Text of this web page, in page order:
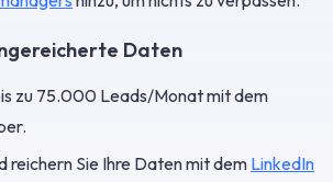
Daten
zu 75.000 Leads/Monat mit dem
reichern Sie Ihre Daten mit dem LinkedIn